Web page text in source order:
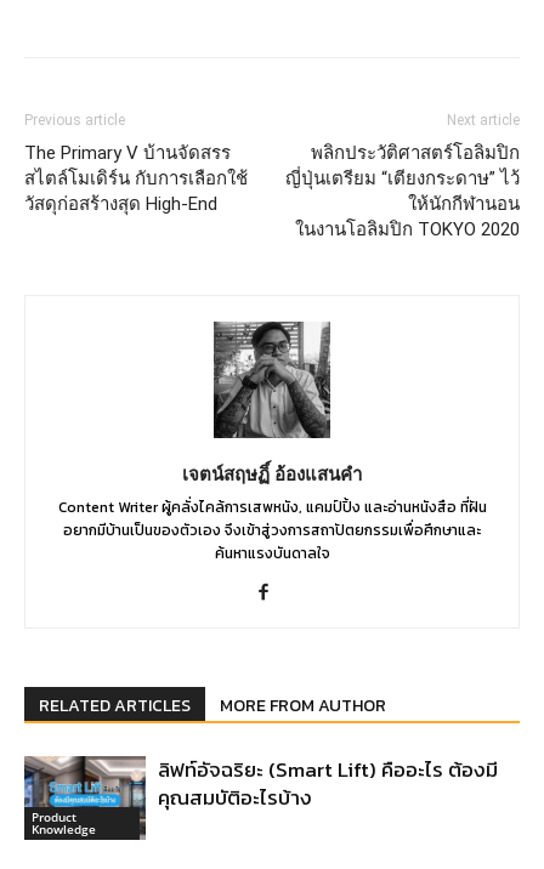
Previous article
The Primary V บ้านจัดสรร
สไตล์โมเดิร์น กับการเลือกใช้
วัสดุก่อสร้างสุด High-End
Next article
พลิกประวัติศาสตร์โอลิมปิก
ญี่ปุ่นเตรียม “เตียงกระดาษ” ไว้
ให้นักกีฬานอน
ในงานโอลิมปิก TOKYO 2020
เจตน์สฤษฏิ์ อ้องแสนคำ
Content Writer ผู้คลั่งไคล้การเสพหนัง, แคมป์ปิ้ง และอ่านหนังสือ ที่ฝัน
อยากมีบ้านเป็นของตัวเอง จึงเข้าสู่วงการสถาปัตยกรรมเพื่อศึกษาและ
ค้นหาแรงบันดาลใจ
RELATED ARTICLES MORE FROM AUTHOR
Product
Knowledge
ลิฟท์อัจฉริยะ (Smart Lift) คืออะไร ต้องมี
คุณสมบัติอะไรบ้าง